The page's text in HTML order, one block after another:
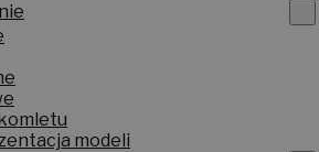
modeli